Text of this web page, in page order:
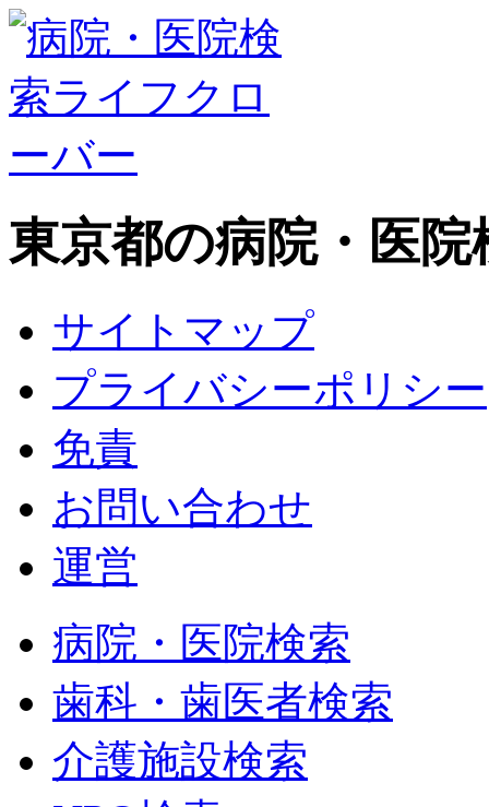
東京都の病院・医
サイトマップ
プライバシーポリシー
免責
お問い合わせ
運営
病院・医院検索
歯科・歯医者検索
介護施設検索